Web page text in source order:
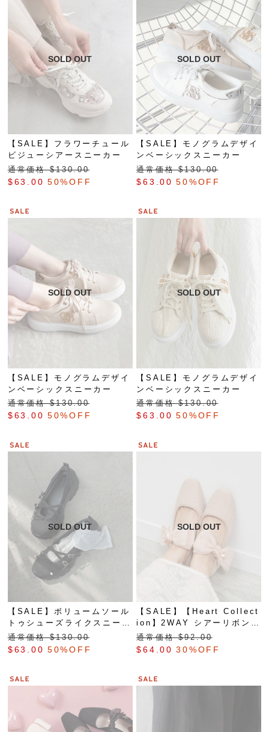
【SALE】フラワーチュール
ビジューシアースニーカー
通常価格 $‌130.00
$‌63.00 50%OFF
【SALE】モノグラムデザイ
ンベーシックスニーカー
通常価格 $‌130.00
$‌63.00 50%OFF
【SALE】モノグラムデザイ
ンベーシックスニーカー
通常価格 $‌130.00
$‌63.00 50%OFF
【SALE】モノグラムデザイ
ンベーシックスニーカー
通常価格 $‌130.00
$‌63.00 50%OFF
【SALE】ボリュームソール
トゥシューズライクスニーカ
ー
通常価格 $‌130.00
$‌63.00 50%OFF
【SALE】【Heart Collect
ion】2WAY シアーリボンハ
ートフラットパンプス
通常価格 $‌92.00
$‌64.00 30%OFF